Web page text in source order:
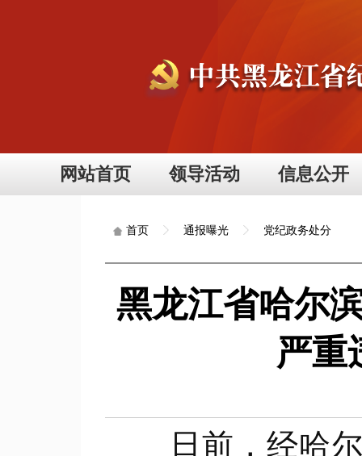
网站首页 领导活动 信息公开
首页 通报曝光 党纪政务处分
黑龙江省哈尔
严重
日前，经哈尔